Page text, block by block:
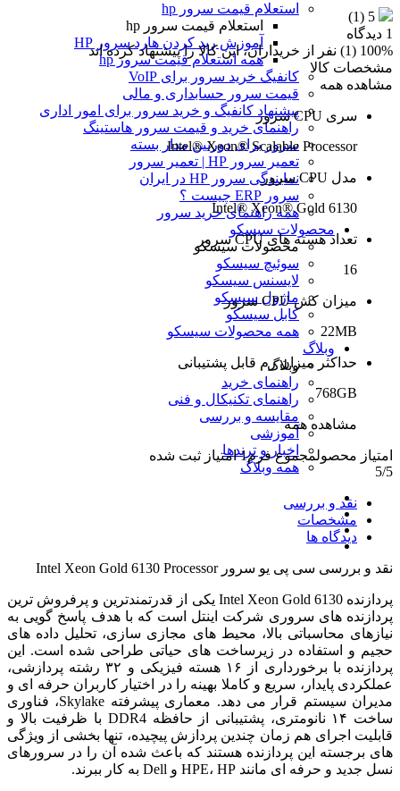
استعلام قیمت سرور hp
استعلام قیمت سرور hp
آموزش ريد كردن هارد سرور HP
همه استعلام قیمت سرور hp
کانفیگ خرید سرور برای VoIP
قیمت سرور حسابداری و مالی
پیشنهاد کانفیگ و خرید سرور برای امور اداری
راهنمای خرید و قیمت سرور هاستینگ
سرور برای دوربین مدار بسته
تعمیر سرور HP | تعمیر سرور
نمایندگی سرور HP در ایران
سرور ERP چیست ؟
همه راهنمای خرید سرور
محصولات سیسکو
محصولات سیسکو
سوئیچ سیسکو
لایسنس سیسکو
ماژول سیسکو
کابل سیسکو
همه محصولات سیسکو
وبلاگ
وبلاگ
راهنمای خرید
راهنمای تکنیکال و فنی
مقایسه و بررسی
آموزشی
اخبار و ترندها
همه وبلاگ
5
(1)
1 دیدگاه
100% (1) نفر از خریداران، این کالا را پیشنهاد کرده اند
مشخصات کالا
مشاهده همه
سری CPU سرور
Intel® Xeon® Scalable Processor
مدل CPU سرور
Intel® Xeon® Gold 6130
تعداد هسته های CPU سرور
16
میزان کش CPU سرور
22MB
حداکثر میزان رم قابل پشتیبانی
768GB
مشاهده همه
امتیاز محصولمجموع فرم1امتیاز ثبت شده
5/5
نقد و بررسی
مشخصات
دیدگاه ها
نقد و بررسی سی پی یو سرور Intel Xeon Gold 6130 Processor
پردازنده Intel Xeon Gold 6130 یکی از قدرتمندترین و پرفروش ترین
پردازنده های سروری شرکت اینتل است که با هدف پاسخ گویی به
نیازهای محاسباتی بالا، محیط های مجازی سازی، تحلیل داده های
حجیم و استفاده در زیرساخت های حیاتی طراحی شده است. این
پردازنده با برخورداری از ۱۶ هسته فیزیکی و ۳۲ رشته پردازشی،
عملکردی پایدار، سریع و کاملا بهینه را در اختیار کاربران حرفه ای و
مدیران سیستم قرار می دهد. معماری پیشرفته Skylake، فناوری
ساخت ۱۴ نانومتری، پشتیبانی از حافظه DDR4 با ظرفیت بالا و
قابلیت اجرای هم زمان چندین پردازش پیچیده، تنها بخشی از ویژگی
های برجسته این پردازنده هستند که باعث شده آن را در سرورهای
نسل جدید و حرفه ای مانند HPE، HP و Dell به کار ببرند.